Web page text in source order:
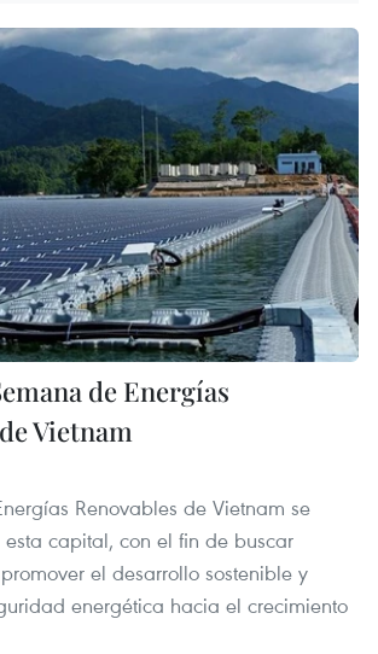
de Energías
Vietnam
Renovables de Vietnam se
capital, con el fin de buscar
el desarrollo sostenible y
energética hacia el crecimiento